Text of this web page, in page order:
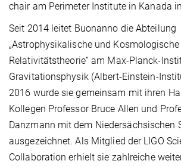
chair am Perimeter Institute in Kanada
Seit 2014 leitet Buonanno die Abteilung
„Astrophysikalische und Kosmologische
Relativitätstheorie“ am Max-Planck-
Gravitationsphysik (Albert-Einstein-
2016 wurde sie gemeinsam mit ihren
Kollegen Professor Bruce Allen und
Danzmann mit dem Niedersächsischen
ausgezeichnet. Als Mitglied der LIGO
Collaboration erhielt sie zahlreiche